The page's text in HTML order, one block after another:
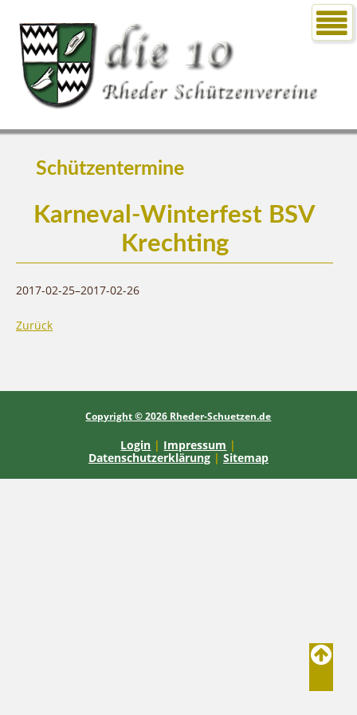
Schützentermine
Karneval-Winterfest BSV
Krechting
2017-02-25–2017-02-26
Zurück
Copyright © 2026 Rheder-Schuetzen.de
Login | Impressum |
Datenschutzerklärung | Sitemap